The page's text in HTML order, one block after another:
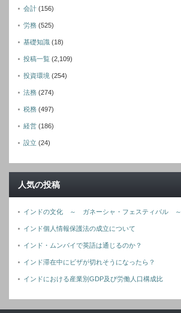
会計 (156)
労務 (525)
基礎知識 (18)
投稿一覧 (2,109)
投資環境 (254)
法務 (274)
税務 (497)
経営 (186)
設立 (24)
人気の投稿
インドの文化 ～ ガネーシャ・フェスティバル ～
インド個人情報保護法の成立について
インド・ムンバイで英語は通じるのか？
インド滞在中にビザが切れそうになったら？
インドにおける産業別GDP及び労働人口構成比